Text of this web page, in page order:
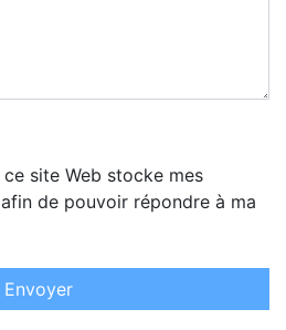
site Web stocke mes
de pouvoir répondre à ma
Envoyer